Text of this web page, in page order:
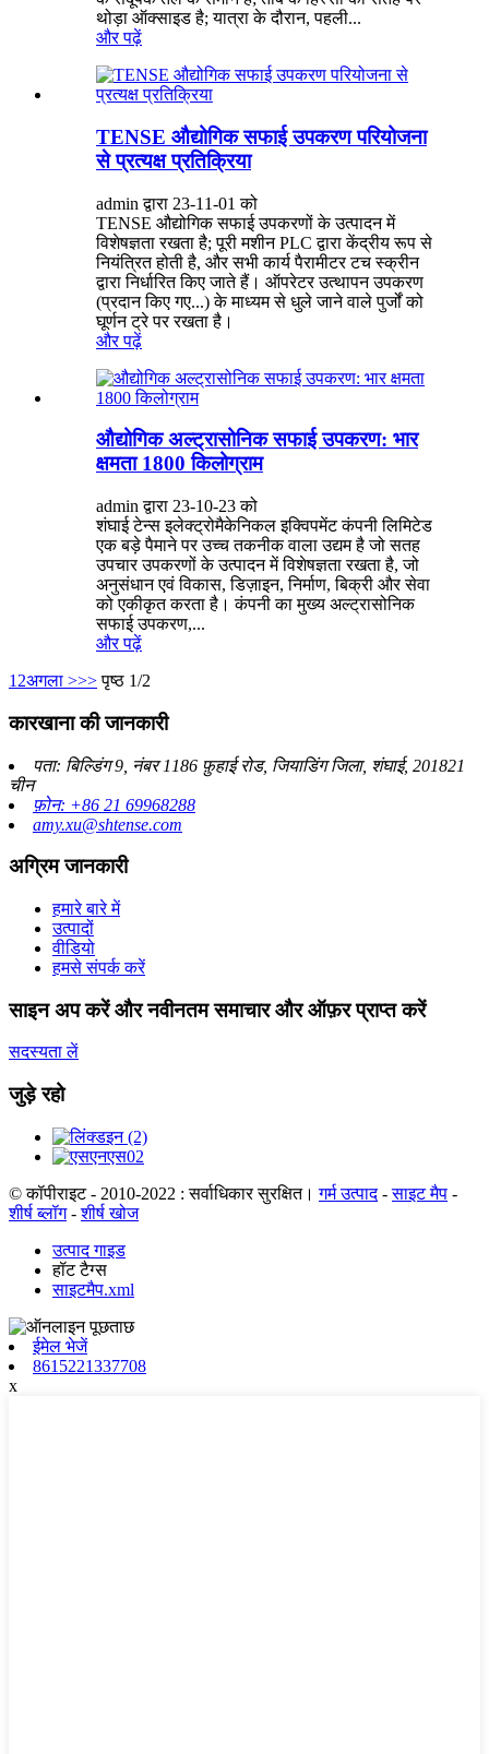
थोड़ा ऑक्साइड है; यात्रा के दौरान, पहली...
और पढ़ें
TENSE औद्योगिक सफाई उपकरण परियोजना
से प्रत्यक्ष प्रतिक्रिया
admin द्वारा 23-11-01 को
TENSE औद्योगिक सफाई उपकरणों के उत्पादन में
विशेषज्ञता रखता है; पूरी मशीन PLC द्वारा केंद्रीय रूप से
नियंत्रित होती है, और सभी कार्य पैरामीटर टच स्क्रीन
द्वारा निर्धारित किए जाते हैं। ऑपरेटर उत्थापन उपकरण
(प्रदान किए गए...) के माध्यम से धुले जाने वाले पुर्जों को
घूर्णन ट्रे पर रखता है।
और पढ़ें
औद्योगिक अल्ट्रासोनिक सफाई उपकरण: भार
क्षमता 1800 किलोग्राम
admin द्वारा 23-10-23 को
शंघाई टेन्स इलेक्ट्रोमैकेनिकल इक्विपमेंट कंपनी लिमिटेड
एक बड़े पैमाने पर उच्च तकनीक वाला उद्यम है जो सतह
उपचार उपकरणों के उत्पादन में विशेषज्ञता रखता है, जो
अनुसंधान एवं विकास, डिज़ाइन, निर्माण, बिक्री और सेवा
को एकीकृत करता है। कंपनी का मुख्य अल्ट्रासोनिक
सफाई उपकरण,...
और पढ़ें
1 2अगला >>> पृष्ठ 1/2
कारखाना की जानकारी
पता: बिल्डिंग 9, नंबर 1186 फ़ुहाई रोड, जियाडिंग जिला, शंघाई, 201821
चीन
फ़ोन: +86 21 69968288
amy.xu@shtense.com
अग्रिम जानकारी
हमारे बारे में
उत्पादों
वीडियो
हमसे संपर्क करें
साइन अप करें और नवीनतम समाचार और ऑफ़र प्राप्त करें
सदस्यता लें
जुड़े रहो
© कॉपीराइट - 2010-2022 : सर्वाधिकार सुरक्षित। गर्म उत्पाद-साइट मैप -
शीर्ष ब्लॉग-शीर्ष खोज
उत्पाद गाइड
हॉट टैग्स
साइटमैप.xml
ईमेल भेजें
8615221337708
x